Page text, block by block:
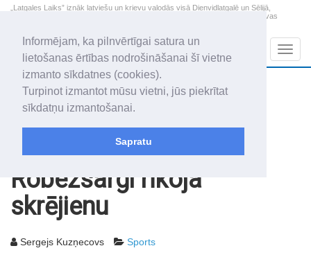
Informējam, ka pilnvērtīgai satura un
lietošanas ērtības nodrošināšanai šī vietne
izmanto sīkdatnes (cookies).
Turpinot izmantot mūsu vietni, jūs piekrītat
sīkdatņu izmantošanai.
Sapratu
„Latgales Laiks” iznāk latviešu un krievu valodās visā Dienvidlatgalē un Sēlijā,
„Latgales Laiks” latviešu valodā aptver Daugavpils valstspilsētu, Augšdaugavas
2026. gada 7. augusts
Piektdiena
Alfrēds, Fredis, Madars
+19.5
Robežsargi rīkoja
skrējienu
Sergejs Kuzņecovs Sports